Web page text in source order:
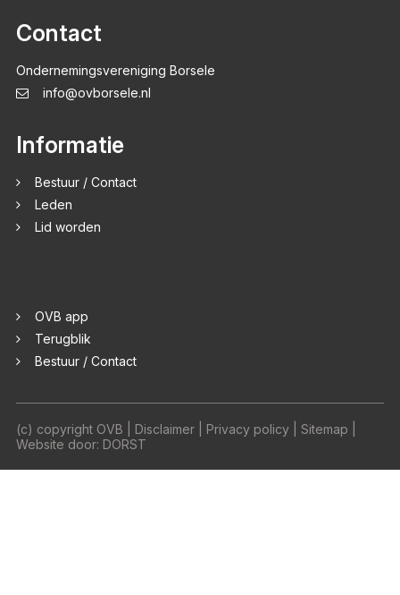
Contact
Ondernemingsvereniging Borsele
info@ovborsele.nl
Informatie
Bestuur / Contact
Leden
Lid worden
OVB app
Terugblik
Bestuur / Contact
(c) copyright OVB | Disclaimer| Privacy policy| Sitemap
Website door: DORST